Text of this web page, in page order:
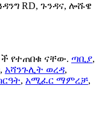
ጓዳንግ RD, ጉንዳና, ሎሹዌ
የተጠበቁ ናቸው. ጣቢያ,
, አሻንጉሊት ወረዳ,
, አሚፈር ማምረቻ,